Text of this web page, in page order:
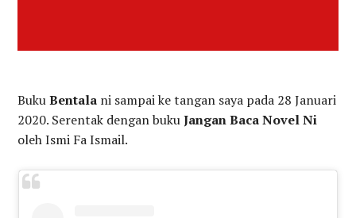
BukuBentala ni sampai ke tangan saya pada 28 Januari
2020. Serentak dengan bukuJangan Baca Novel Ni
oleh Ismi Fa Ismail.